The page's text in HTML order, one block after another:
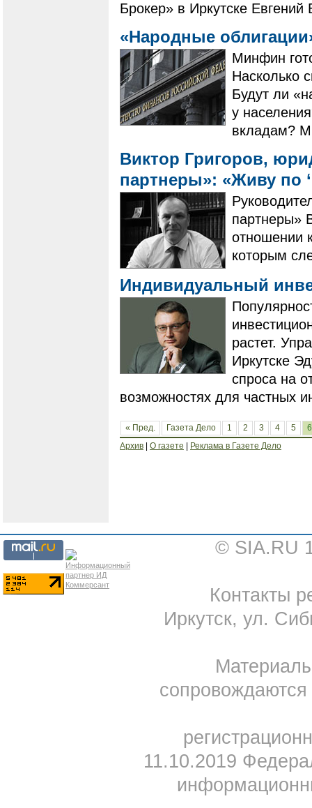
Брокер» в Иркутске Евгений
«Народные
Минфин
Насколько
Будут ли
у
вкладам?
Виктор Григоров,
партнеры»: «Живу по
партнеры»
отношении
которым
Индивидуальный
растет.
Иркутске
спроса на
возможностях для частных
« Пред. Газета Дело 1 2 3 4 5
6
Архив
О газете Реклама в Газете Дело
© SIA.RU
Контакты
Иркутск, ул.
11.10.2019